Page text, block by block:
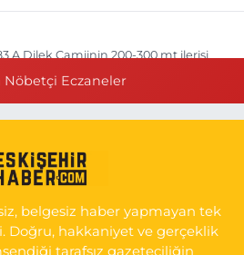
A Dilek Camiinin 200-300 mt ilerisi
CAD. NO:35 A HAVA HASTANESİ
AİLE SAĞLIĞI MERKEZİ KARŞISI
Tarifi Al
Nöbetçi Eczaneler
belgesiz haber yapmayan tek
Doğru, hakkaniyet ve gerçeklik
tarafsız gazeteciliğin